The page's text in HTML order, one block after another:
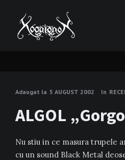
Adaugat la 5 AUGUST 2002 In
ALGOL
Nu stiu in ce masura trupele
cu un sound Black Metal